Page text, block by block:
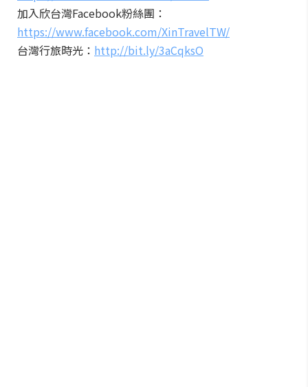
加入欣台灣Facebook粉絲團：
https://www.facebook.com/XinTravelTW/
台灣行旅時光： http://bit.ly/3aCqksO